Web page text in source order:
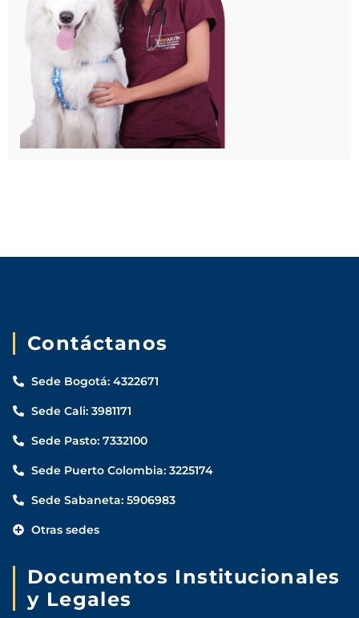
INSCRIPCIONES
Contáctanos
Sede Bogotá: 4322671
Sede Cali: 3981171
Sede Pasto: 7332100
Sede Puerto Colombia: 3225174
Sede Sabaneta: 5906983
Otras sedes
Documentos Institucionales
y Legales